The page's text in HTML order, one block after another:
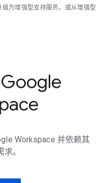
为增强型支持服务，或从增强型
Workspace 并依赖其
。